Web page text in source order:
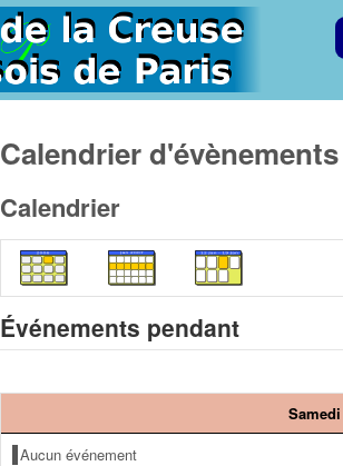
Calendrier d'évènements
Calendrier
Événements pendant
Aucun événement